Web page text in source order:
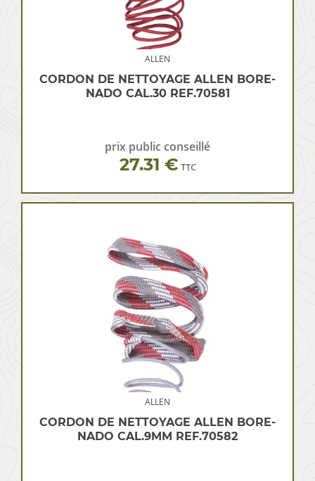
ALLEN
CORDON DE NETTOYAGE ALLEN BORE-
NADO CAL.30 REF.70581
prix public conseillé
27.31 € TTC
ALLEN
CORDON DE NETTOYAGE ALLEN BORE-
NADO CAL.9MM REF.70582